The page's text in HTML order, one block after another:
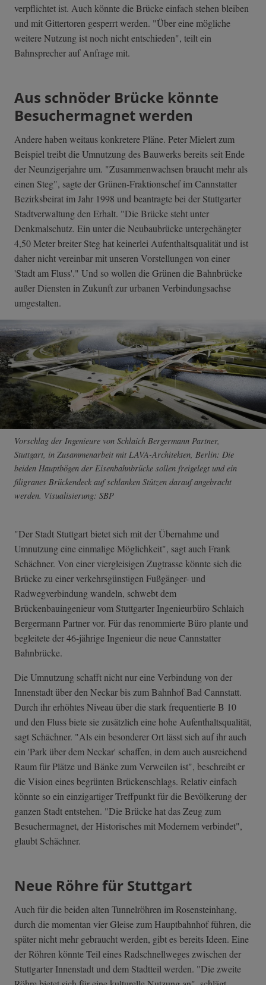
verpflichtet ist. Auch könnte die Brücke einfach stehen bleiben
und mit Gittertoren gesperrt werden. "Über eine mögliche
weitere Nutzung ist noch nicht entschieden", teilt ein
Bahnsprecher auf Anfrage mit.
Aus schnöder Brücke könnte
Besuchermagnet werden
Andere haben weitaus konkretere Pläne. Peter Mielert zum
Beispiel treibt die Umnutzung des Bauwerks bereits seit Ende
der Neunzigerjahre um. "Zusammenwachsen braucht mehr als
einen Steg", sagte der Grünen-Fraktionschef im Cannstatter
Bezirksbeirat im Jahr 1998 und beantragte bei der Stuttgarter
Stadtverwaltung den Erhalt. "Die Brücke steht unter
Denkmalschutz. Ein unter die Neubaubrücke untergehängter
4,50 Meter breiter Steg hat keinerlei Aufenthaltsqualität und ist
daher nicht vereinbar mit unseren Vorstellungen von einer
'Stadt am Fluss'." Und so wollen die Grünen die Bahnbrücke
außer Diensten in Zukunft zur urbanen Verbindungsachse
umgestalten.
Vorschlag der Ingenieure von Schlaich Bergermann Partner,
Stuttgart, in Zusammenarbeit mit LAVA-Architekten, Berlin: Die
beiden Hauptbögen der Eisenbahnbrücke sollen freigelegt und ein
filigranes Brückendeck auf schlanken Stützen darauf angebracht
werden. Visualisierung: SBP
"Der Stadt Stuttgart bietet sich mit der Übernahme und
Umnutzung eine einmalige Möglichkeit", sagt auch Frank
Schächner. Von einer viergleisigen Zugtrasse könnte sich die
Brücke zu einer verkehrsgünstigen Fußgänger- und
Radwegverbindung wandeln, schwebt dem
Brückenbauingenieur vom Stuttgarter Ingenieurbüro Schlaich
Bergermann Partner vor. Für das renommierte Büro plante und
begleitete der 46-jährige Ingenieur die neue Cannstatter
Bahnbrücke.
Die Umnutzung schafft nicht nur eine Verbindung von der
Innenstadt über den Neckar bis zum Bahnhof Bad Cannstatt.
Durch ihr erhöhtes Niveau über die stark frequentierte B 10
und den Fluss biete sie zusätzlich eine hohe Aufenthaltsqualität,
sagt Schächner. "Als ein besonderer Ort lässt sich auf ihr auch
ein 'Park über dem Neckar' schaffen, in dem auch ausreichend
Raum für Plätze und Bänke zum Verweilen ist", beschreibt er
die Vision eines begrünten Brückenschlags. Relativ einfach
könnte so ein einzigartiger Treffpunkt für die Bevölkerung der
ganzen Stadt entstehen. "Die Brücke hat das Zeug zum
Besuchermagnet, der Historisches mit Modernem verbindet",
glaubt Schächner.
Neue Röhre für Stuttgart
Auch für die beiden alten Tunnelröhren im Rosensteinhang,
durch die momentan vier Gleise zum Hauptbahnhof führen, die
später nicht mehr gebraucht werden, gibt es bereits Ideen. Eine
der Röhren könnte Teil eines Radschnellweges zwischen der
Stuttgarter Innenstadt und dem Stadtteil werden. "Die zweite